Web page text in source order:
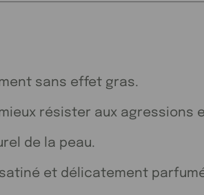
sans effet gras.
résister aux agressions
de la peau.
et délicatement